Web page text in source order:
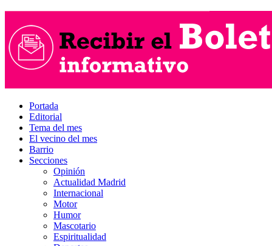
Portada
Editorial
Tema del mes
El vecino del mes
Barrio
Secciones
Opinión
Actualidad Madrid
Internacional
Motor
Humor
Mascotario
Espiritualidad